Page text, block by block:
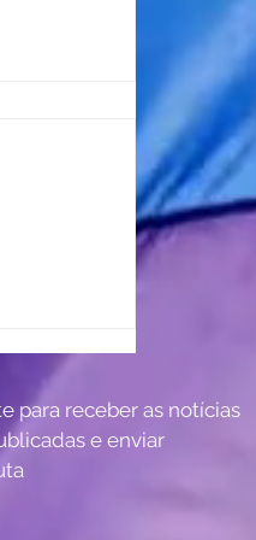
do
para receber as notícias
e enviar